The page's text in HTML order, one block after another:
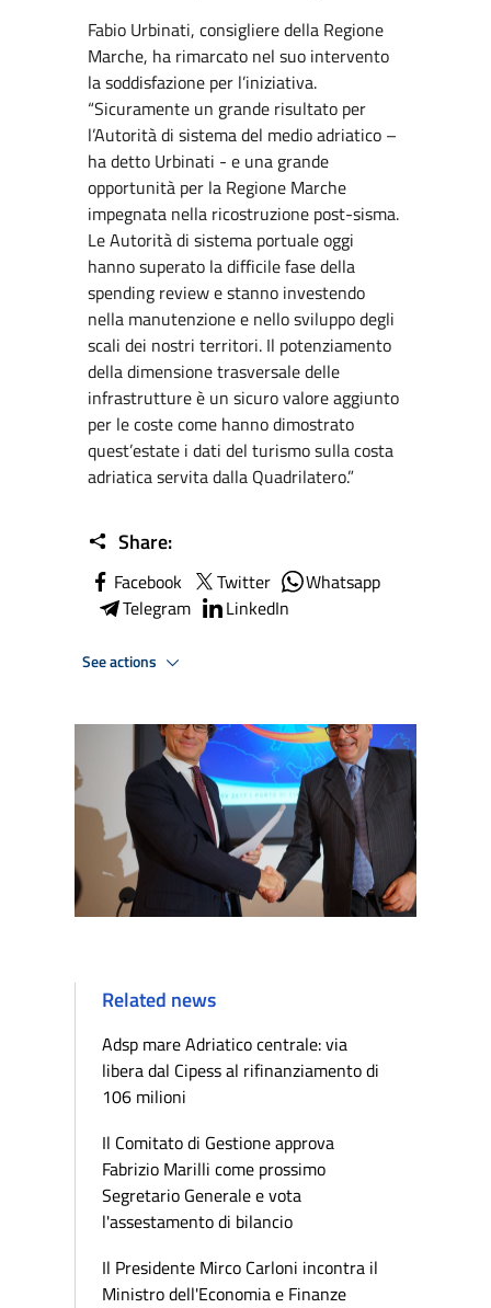
Fabio Urbinati, consigliere della Regione
Marche, ha rimarcato nel suo intervento
la soddisfazione per l’iniziativa.
“Sicuramente un grande risultato per
l’Autorità di sistema del medio adriatico –
ha detto Urbinati - e una grande
opportunità per la Regione Marche
impegnata nella ricostruzione post-sisma.
Le Autorità di sistema portuale oggi
hanno superato la difficile fase della
spending review e stanno investendo
nella manutenzione e nello sviluppo degli
scali dei nostri territori. Il potenziamento
della dimensione trasversale delle
infrastrutture è un sicuro valore aggiunto
per le coste come hanno dimostrato
quest’estate i dati del turismo sulla costa
adriatica servita dalla Quadrilatero.”
Share:
Facebook Twitter
Whatsapp
Telegram
LinkedIn
See actions
Related news
Adsp mare Adriatico centrale: via
libera dal Cipess al rifinanziamento di
106 milioni
Il Comitato di Gestione approva
Fabrizio Marilli come prossimo
Segretario Generale e vota
l'assestamento di bilancio
Il Presidente Mirco Carloni incontra il
Ministro dell'Economia e Finanze